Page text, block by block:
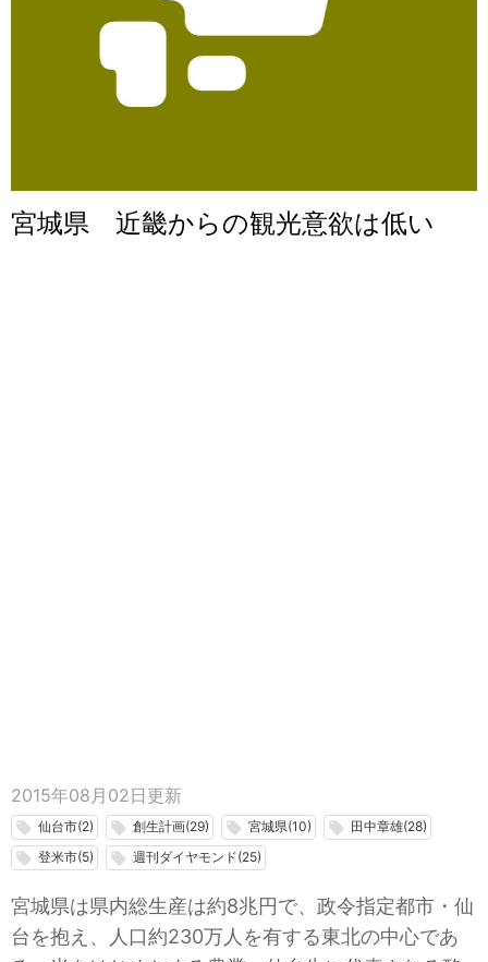
宮城県 近畿からの観光意欲は低い
2015年08月02日 更新
local_offer 仙台市(2) local_offer 創生計画(29) local_offer 宮城県(10) local_offer 田中章雄(28)
local_offer 登米市(5) local_offer 週刊ダイヤモンド(25)
宮城県は県内総生産は約8兆円で、政令指定都市・仙
台を抱え、人口約230万人を有する東北の中心であ